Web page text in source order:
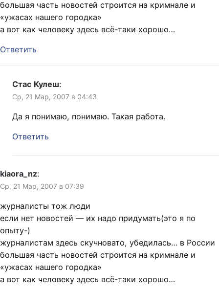
большая часть новостей строится на кримнале и
«ужасах нашего городка»
а вот как человеку здесь всё-таки хорошо…
Ответить
Стас Кулеш:
Ср, 21 Мар, 2007 в 04:43
Да я понимаю, понимаю. Такая работа.
Ответить
kiaora_nz:
Ср, 21 Мар, 2007 в 07:39
журналисты тож люди
если нет новостей — их надо придумать(это я по
опыту-)
журналистам здесь скучновато, убедилась… в России
большая часть новостей строится на кримнале и
«ужасах нашего городка»
а вот как человеку здесь всё-таки хорошо…